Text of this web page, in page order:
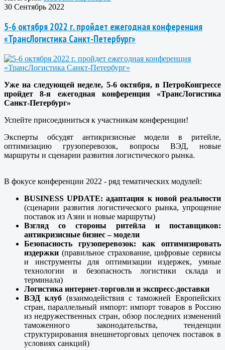
30 Сентябрь 2022
5-6 октября 2022 г. пройдет ежегодная конференция
«ТрансЛогистика Санкт-Петербург»
Уже на следующей неделе, 5-6 октября, в ПетроКонгрессе
пройдет 8-я ежегодная конференция «ТрансЛогистика
Санкт-Петербург»
Успейте присоединиться к участникам конференции!
Эксперты обсудят антикризисные модели в ритейле,
оптимизацию грузоперевозок, вопросы ВЭД, новые
маршруты и сценарии развития логистического рынка.
В фокусе конференции 2022 - ряд тематических модулей:
BUSINESS UPDATE: адаптация к новой реальности
(сценарии развития логистического рынка, упрощение
поставок из Азии и новые маршруты)
Взгляд со стороны ритейла и поставщиков:
антикризисные бизнес – модели
Безопасность грузоперевозок: как оптимизировать
издержки (правильное страхование, цифровые сервисы
и инструменты для оптимизации издержек, умные
технологии и безопасность логистики склада и
терминала)
Логистика интернет-торговли и экспресс-доставки
ВЭД клуб (взаимодействия с таможней Европейских
стран, параллельный импорт: импорт товаров в Россию
из недружественных стран, обзор последних изменений
таможенного законодательства, тенденции
структурирования внешнеторговых цепочек поставок в
условиях санкций)